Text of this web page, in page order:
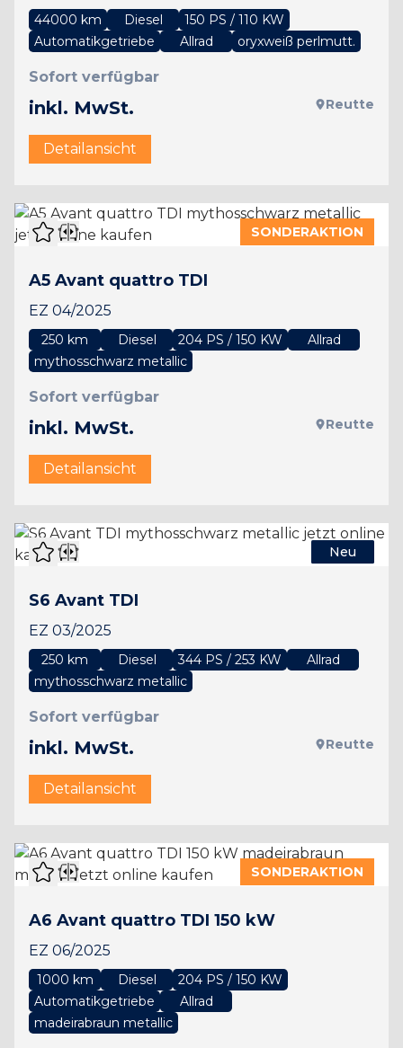
44000 km Diesel
150 PS / 110 KW
Automatikgetriebe
Allrad oryxweiß perlmutt.
Sofort verfügbar
inkl. MwSt. Reutte
Detailansicht
SONDERAKTION
A5 Avant quattro TDI
EZ 04/2025
250 km Diesel 204 PS / 150 KW
Allrad
mythosschwarz metallic
Sofort verfügbar
inkl. MwSt. Reutte
Detailansicht
Neu
S6 Avant TDI
EZ 03/2025
250 km Diesel 344 PS / 253 KW
Allrad
mythosschwarz metallic
Sofort verfügbar
inkl. MwSt. Reutte
Detailansicht
SONDERAKTION
A6 Avant quattro TDI 150 kW
EZ 06/2025
1000 km Diesel
204 PS / 150 KW
Automatikgetriebe
Allrad
madeirabraun metallic